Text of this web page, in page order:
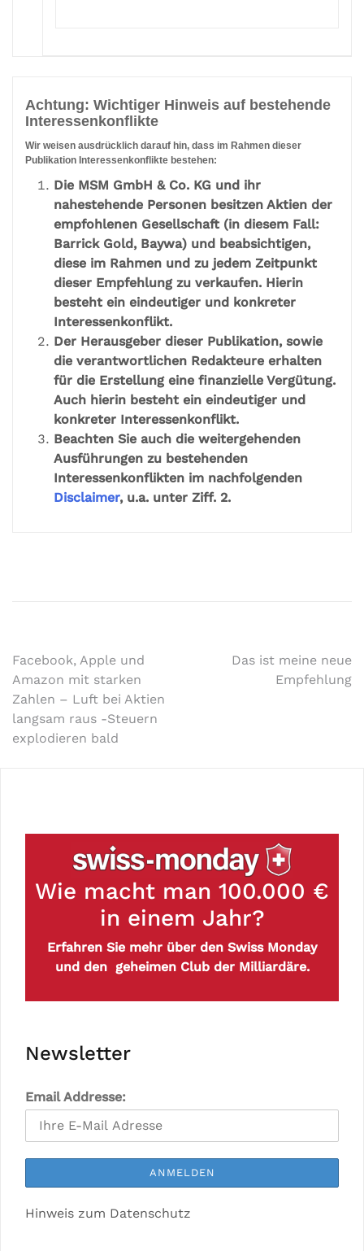
Achtung: Wichtiger Hinweis auf bestehende
Interessenkonflikte
Wir weisen ausdrücklich darauf hin, dass im Rahmen dieser
Publikation Interessenkonflikte bestehen:
Die MSM GmbH & Co. KG und ihr
nahestehende Personen besitzen Aktien der
empfohlenen Gesellschaft (in diesem Fall:
Barrick Gold, Baywa) und beabsichtigen,
diese im Rahmen und zu jedem Zeitpunkt
dieser Empfehlung zu verkaufen. Hierin
besteht ein eindeutiger und konkreter
Interessenkonflikt.
Der Herausgeber dieser Publikation, sowie
die verantwortlichen Redakteure erhalten
für die Erstellung eine finanzielle Vergütung.
Auch hierin besteht ein eindeutiger und
konkreter Interessenkonflikt.
Beachten Sie auch die weitergehenden
Ausführungen zu bestehenden
Interessenkonflikten im nachfolgenden
Disclaimer, u.a. unter Ziff. 2.
Facebook, Apple und
Amazon mit starken
Zahlen – Luft bei Aktien
langsam raus -Steuern
explodieren bald
Das ist meine neue
Empfehlung
Wie macht man 100.000 €
in einem Jahr?
Erfahren Sie mehr über den Swiss Monday
und den geheimen Club der Milliardäre.
Newsletter
Email Addresse:
Hinweis zum Datenschutz